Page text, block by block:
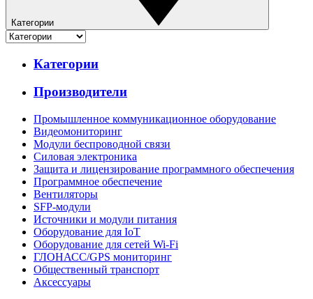
Категории
Категории
Производители
Промышленное коммуникационное оборудование
Видеомониторинг
Модули беспроводной связи
Силовая электроника
Защита и лицензирование программного обеспечения
Программное обеспечение
Вентиляторы
SFP-модули
Источники и модули питания
Оборудование для IoT
Оборудование для сетей Wi-Fi
ГЛОНАСС/GPS мониторинг
Общественный транспорт
Аксессуары